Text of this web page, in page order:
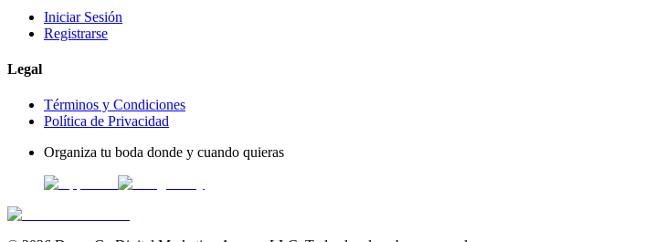
Iniciar Sesión
Registrarse
Legal
Términos y Condiciones
Política de Privacidad
Organiza tu boda donde y cuando quieras